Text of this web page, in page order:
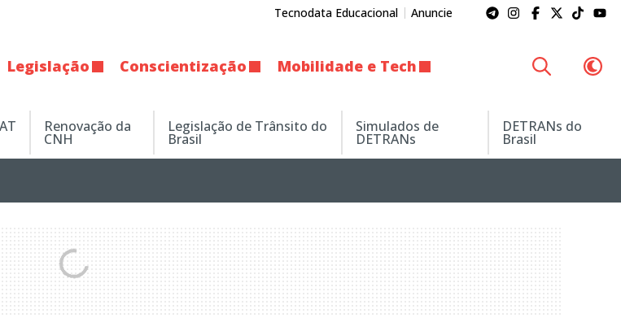
Tecnodata Educacional Anuncie
Legislação Conscientização Mobilidade e Tech
Renovação da
CNH
Legislação de Trânsito do
Brasil
Simulados de
DETRANs
DETRANs do
Brasil